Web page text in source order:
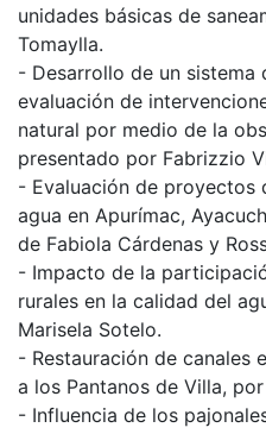
unidades básicas de
Tomaylla.
- Desarrollo de un sistema
evaluación de
natural por medio de la
presentado por Fabrizzio
- Evaluación de proyectos
agua en Apurímac,
de Fabiola Cárdenas y
- Impacto de la
rurales en la calidad del
Marisela Sotelo.
- Restauración de canales
a los Pantanos de Villa,
- Influencia de los